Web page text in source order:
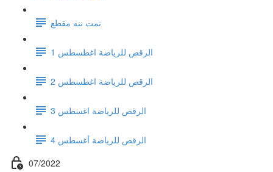
نمت ننه مقطع
الرقص للرياضة اغطسطس 1
الرقص للرياضة اغطسطس 2
الرقص للرياضة اغسطس 3
الرقص للرياضة أغسطس 4
07/2022